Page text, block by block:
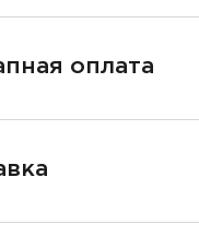
оплата